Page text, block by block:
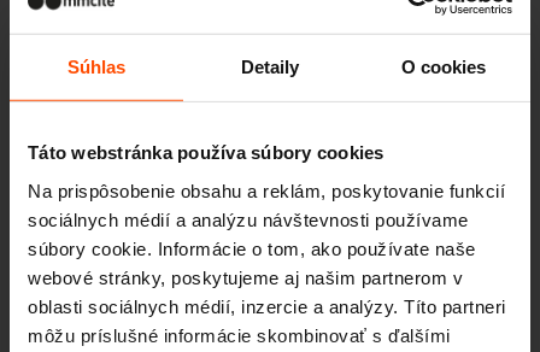
Súhlas Detaily O cookies
Táto webstránka používa súbory cookies
Na prispôsobenie obsahu a reklám, poskytovanie funkcií
sociálnych médií a analýzu návštevnosti používame
súbory cookie. Informácie o tom, ako používate naše
webové stránky, poskytujeme aj našim partnerom v
oblasti sociálnych médií, inzercie a analýzy. Títo partneri
môžu príslušné informácie skombinovať s ďalšími
Prístrešky pre fajčiarov
Prístrešky na bicykle